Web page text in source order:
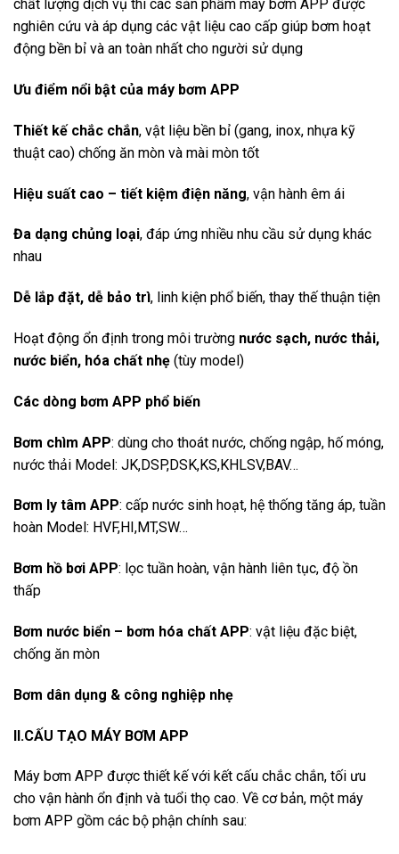
chất lượng dịch vụ thì các sản phẩm máy bơm APP được
nghiên cứu và áp dụng các vật liệu cao cấp giúp bơm hoạt
động bền bỉ và an toàn nhất cho người sử dụng
Ưu điểm nổi bật của máy bơm APP
Thiết kế chắc chắn, vật liệu bền bỉ (gang, inox, nhựa kỹ
thuật cao) chống ăn mòn và mài mòn tốt
Hiệu suất cao – tiết kiệm điện năng, vận hành êm ái
Đa dạng chủng loại, đáp ứng nhiều nhu cầu sử dụng khác
nhau
Dễ lắp đặt, dễ bảo trì, linh kiện phổ biến, thay thế thuận tiện
Hoạt động ổn định trong môi trường nước sạch, nước thải,
nước biển, hóa chất nhẹ (tùy model)
Các dòng bơm APP phổ biến
Bơm chìm APP: dùng cho thoát nước, chống ngập, hố móng,
nước thải Model: JK,DSP,DSK,KS,KHLSV,BAV…
Bơm ly tâm APP: cấp nước sinh hoạt, hệ thống tăng áp, tuần
hoàn Model: HVF,HI,MT,SW…
Bơm hồ bơi APP: lọc tuần hoàn, vận hành liên tục, độ ồn
thấp
Bơm nước biển – bơm hóa chất APP: vật liệu đặc biệt,
chống ăn mòn
Bơm dân dụng & công nghiệp nhẹ
II.CẤU TẠO MÁY BƠM APP
Máy bơm APP được thiết kế với kết cấu chắc chắn, tối ưu
cho vận hành ổn định và tuổi thọ cao. Về cơ bản, một máy
bơm APP gồm các bộ phận chính sau: